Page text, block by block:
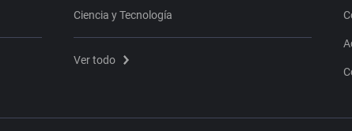
Ciencia y Tecnología
Ver todo